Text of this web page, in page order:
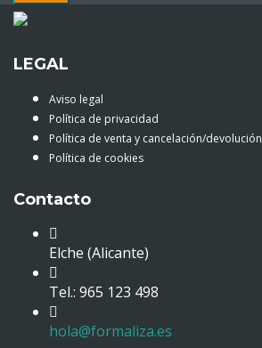
LEGAL
Aviso legal
Política de privacidad
Política de venta y cancelación/devolución
Política de cookies
Contacto
Elche (Alicante)
Tel.: 965 123 498
hola@formaliza.es